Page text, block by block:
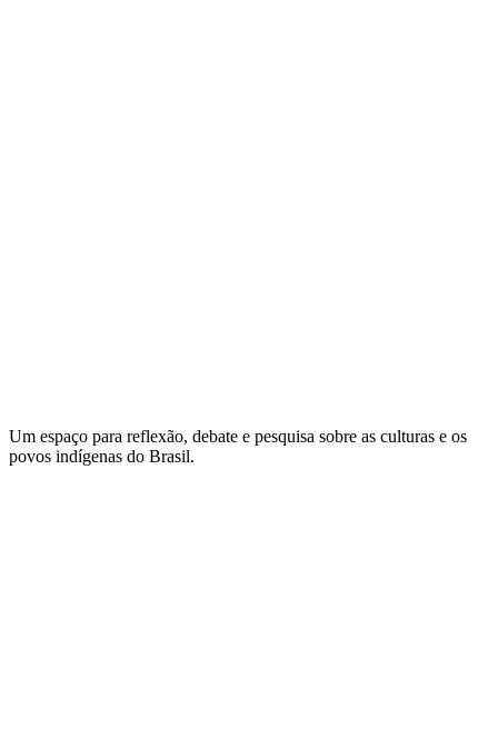
Um espaço para reflexão, debate e pesquisa sobre as culturas e os
povos indígenas do Brasil.